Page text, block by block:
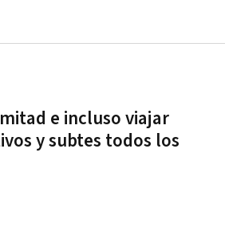
e incluso viajar
y subtes todos los